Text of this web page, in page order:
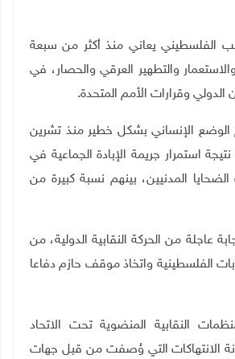
الفلسطيني يعاني منذ أكثر من سبعة
والتطهير العرقي والحصار، في
الدولي وقرارات الأمم المتحدة.
الوضع الإنساني بشكل خطير منذ تشرين
الأول/ أكتوبر 2023 نتيجة استمرار جريمة الإبادة الجماعية في
المدنيين، بينهم نسبة كبيرة من
عاجلة من الحركة النقابية الدولية، من
الفلسطينية واتخاذ موقف حازم دفاعا
النقابية المنضوية تحت الاتحاد
الانتهاكات التي وُصفت من قبل جهات